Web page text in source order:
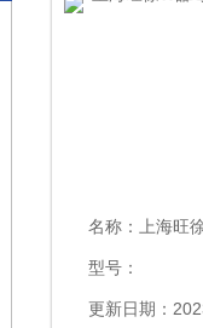
名称： 上海旺徐
型号：
更新日期：